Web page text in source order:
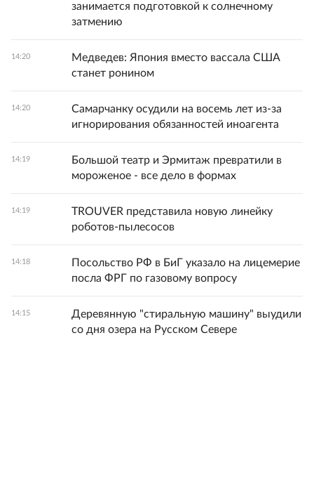
занимается подготовкой к солнечному
затмению
14:20
Медведев: Япония вместо вассала США
станет ронином
14:20
Самарчанку осудили на восемь лет из-за
игнорирования обязанностей иноагента
14:19
Большой театр и Эрмитаж превратили в
мороженое - все дело в формах
14:19
TROUVER представила новую линейку
роботов-пылесосов
14:18
Посольство РФ в БиГ указало на лицемерие
посла ФРГ по газовому вопросу
14:15
Деревянную "стиральную машину" выудили
со дня озера на Русском Севере